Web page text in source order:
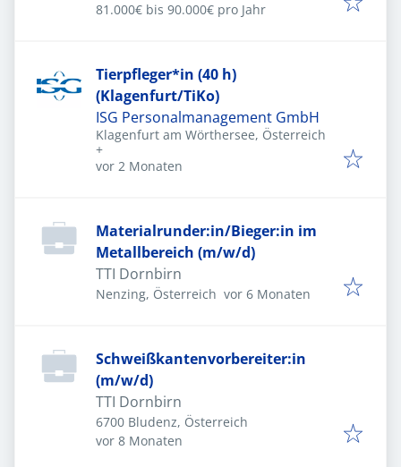
81.000€ bis 90.000€ pro Jahr
Tierpfleger*in (40 h)
(Klagenfurt/TiKo)
ISG Personalmanagement GmbH
Klagenfurt am Wörthersee, Österreich
+
Veröffentlicht:
vor 2 Monaten
Materialrunder:in/Bieger:in im
Metallbereich (m/w/d)
TTI Dornbirn
Nenzing, Österreich Veröffentlicht:
vor 6 Monaten
Schweißkantenvorbereiter:in
(m/w/d)
TTI Dornbirn
6700 Bludenz, Österreich
Veröffentlicht:
vor 8 Monaten